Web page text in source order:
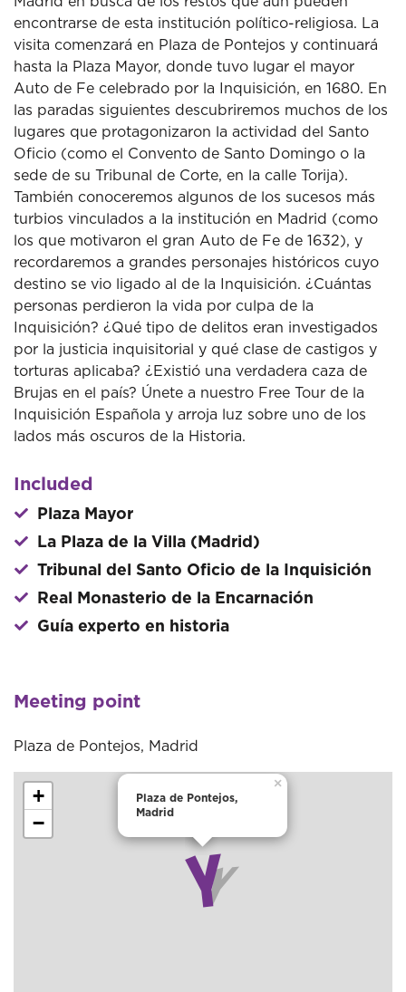
encontrarse de esta institución político-religiosa. La
visita comenzará en Plaza de Pontejos y continuará
hasta la Plaza Mayor, donde tuvo lugar el mayor
Auto de Fe celebrado por la Inquisición, en 1680. En
las paradas siguientes descubriremos muchos de los
lugares que protagonizaron la actividad del Santo
Oficio (como el Convento de Santo Domingo o la
sede de su Tribunal de Corte, en la calle Torija).
También conoceremos algunos de los sucesos más
turbios vinculados a la institución en Madrid (como
los que motivaron el gran Auto de Fe de 1632), y
recordaremos a grandes personajes históricos cuyo
destino se vio ligado al de la Inquisición. ¿Cuántas
personas perdieron la vida por culpa de la
Inquisición? ¿Qué tipo de delitos eran investigados
por la justicia inquisitorial y qué clase de castigos y
torturas aplicaba? ¿Existió una verdadera caza de
Brujas en el país? Únete a nuestro Free Tour de la
Inquisición Española y arroja luz sobre uno de los
lados más oscuros de la Historia.
Included
Plaza Mayor
La Plaza de la Villa (Madrid)
Tribunal del Santo Oficio de la Inquisición
Real Monasterio de la Encarnación
Guía experto en historia
Meeting point
Plaza de Pontejos, Madrid
Plaza de Pontejos,
Madrid
×
+
−